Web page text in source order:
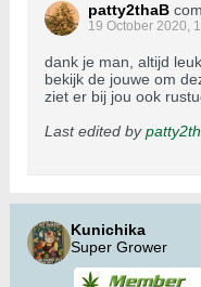
patty2thaB
19 October 2020,
dank je man, altijd
bekijk de jouwe om
ziet er bij jou ook
Last edited by
Kunichika
Super Grower